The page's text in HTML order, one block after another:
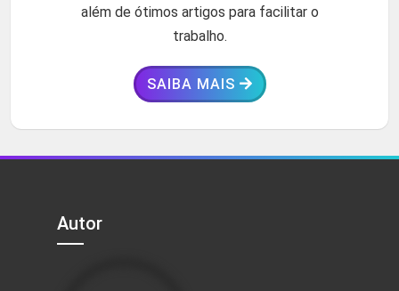
além de ótimos artigos para facilitar o
trabalho.
SAIBA MAIS
Autor